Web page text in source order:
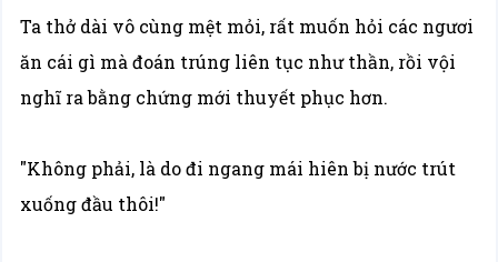
Ta thở dài vô cùng mệt mỏi, rất muốn hỏi các ngươi
ăn cái gì mà đoán trúng liên tục như thần, rồi vội
nghĩ ra bằng chứng mới thuyết phục hơn.
"Không phải, là do đi ngang mái hiên bị nước trút
xuống đầu thôi!"